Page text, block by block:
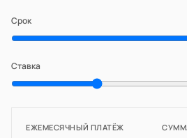
Срок
Ставка
ЕЖЕМЕСЯЧНЫЙ ПЛАТЁЖ